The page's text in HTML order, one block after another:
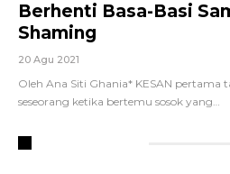
Berhenti Basa-Basi
Shaming
20 Agu 2021
Oleh Ana Siti Ghania* KESAN pertama
seseorang ketika bertemu sosok yang…